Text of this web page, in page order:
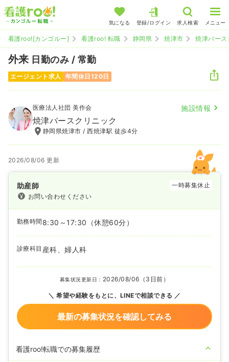
気になる 登録/ログイン 求人検索 メニュー
看護roo![カンゴルー] 看護roo! 転職 静岡県 焼津市 焼津バー
外来 日勤のみ / 常勤
エージェント求人 年間休日120日
医療法人社団 美作会 施設情報
焼津バースクリニック
静岡県焼津市 / 西焼津駅 徒歩4分
2026/08/06 更新
助産師
一時募集休止
お問い合わせください
勤務時間 8:30～17:30 （休憩60分）
診療科目 産科、婦人科
募集状況更新日： 2026/08/06（3日前）
希望や経験をもとに、LINEで相談できる
最新の募集状況を確認してみる
看護roo!転職での募集履歴